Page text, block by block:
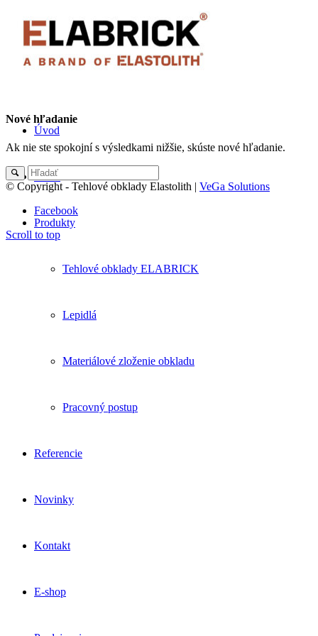
Úvod
O nás
Produkty
Tehlové obklady ELABRICK
Lepidlá
Materiálové zloženie obkladu
Pracovný postup
Referencie
Novinky
Kontakt
E-shop
Nové hľadanie
Ak nie ste spokojní s výsledkami nižšie, skúste nové hľadanie.
© Copyright - Tehlové obklady Elastolith | VeGa Solutions
Facebook
Scroll to top